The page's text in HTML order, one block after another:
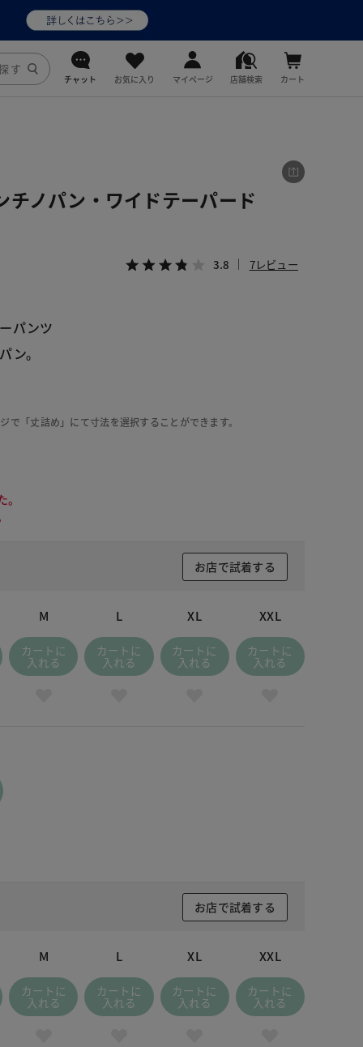
チャット お気に入り マイページ 店舗検索
fitfit
カート
チノパン・ワイドテーパード
3.8 7レビュー
パンツ
ン。
で「丈詰め」にて寸法を選択することができます。
お店で試着する
M
カートに
入れる
L
カートに
入れる
XL
カートに
入れる
XXL
カートに
入れる
お店で試着する
M
カートに
入れる
L
カートに
入れる
XL
カートに
入れる
XXL
カートに
入れる